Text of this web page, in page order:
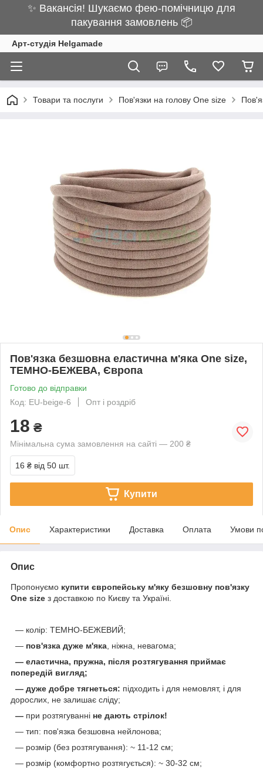
✨ Вакансія! Шукаємо фею-помічницю для
пакування замовлень 📦
Арт-студія Helgamade
Товари та послуги Пов'язки на голову One size
Пов'язка безшовна еластична м'яка One size,
ТЕМНО-БЕЖЕВА, Європа
Готово до відправки
Код: EU-beige-6
Опт і роздріб
18 ₴
Мінімальна сума замовлення на сайті — 200 ₴
16 ₴ від 50 шт.
Купити
Опис Характеристики Доставка Оплата Умови
Опис
Пропонуємо купити європейську м'яку безшовну пов'язку
One size з доставкою по Києву та Україні.
— колір: ТЕМНО-БЕЖЕВИЙ;
— пов'язка дуже м'яка , ніжна, невагома;
— еластична, пружна, після розтягування приймає
попередій вигляд;
— дуже добре тягнеться: підходить і для немовлят, і для
дорослих, не залишає сліду;
— при розтягуванні не дають стрілок!
— тип: пов'язка безшовна нейлонова;
— розмір (без розтягування): ~ 11-12 см;
— розмір (комфортно розтягується): ~ 30-32 см;